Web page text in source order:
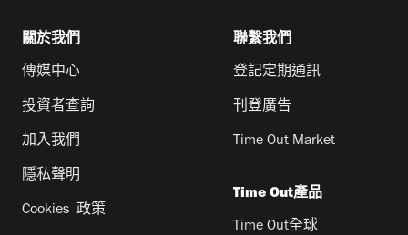
關於我們
傳媒中心
投資者查詢
加入我們
隱私聲明
Cookies 政策
聯繫我們
登記定期通訊
刊登廣告
Time Out Market
Time Out產品
Time Out全球